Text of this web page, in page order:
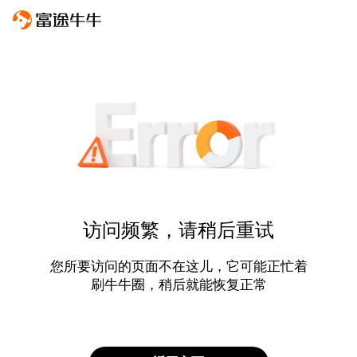
访问频繁，请稍后重试
您所要访问的页面不在这儿，它可能正忙着
刷牛牛圈，稍后就能恢复正常